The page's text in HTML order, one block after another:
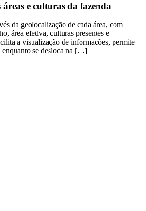
e culturas da fazenda
da geolocalização de cada área, com
área efetiva, culturas presentes e
a visualização de informações, permite
enquanto se desloca na […]